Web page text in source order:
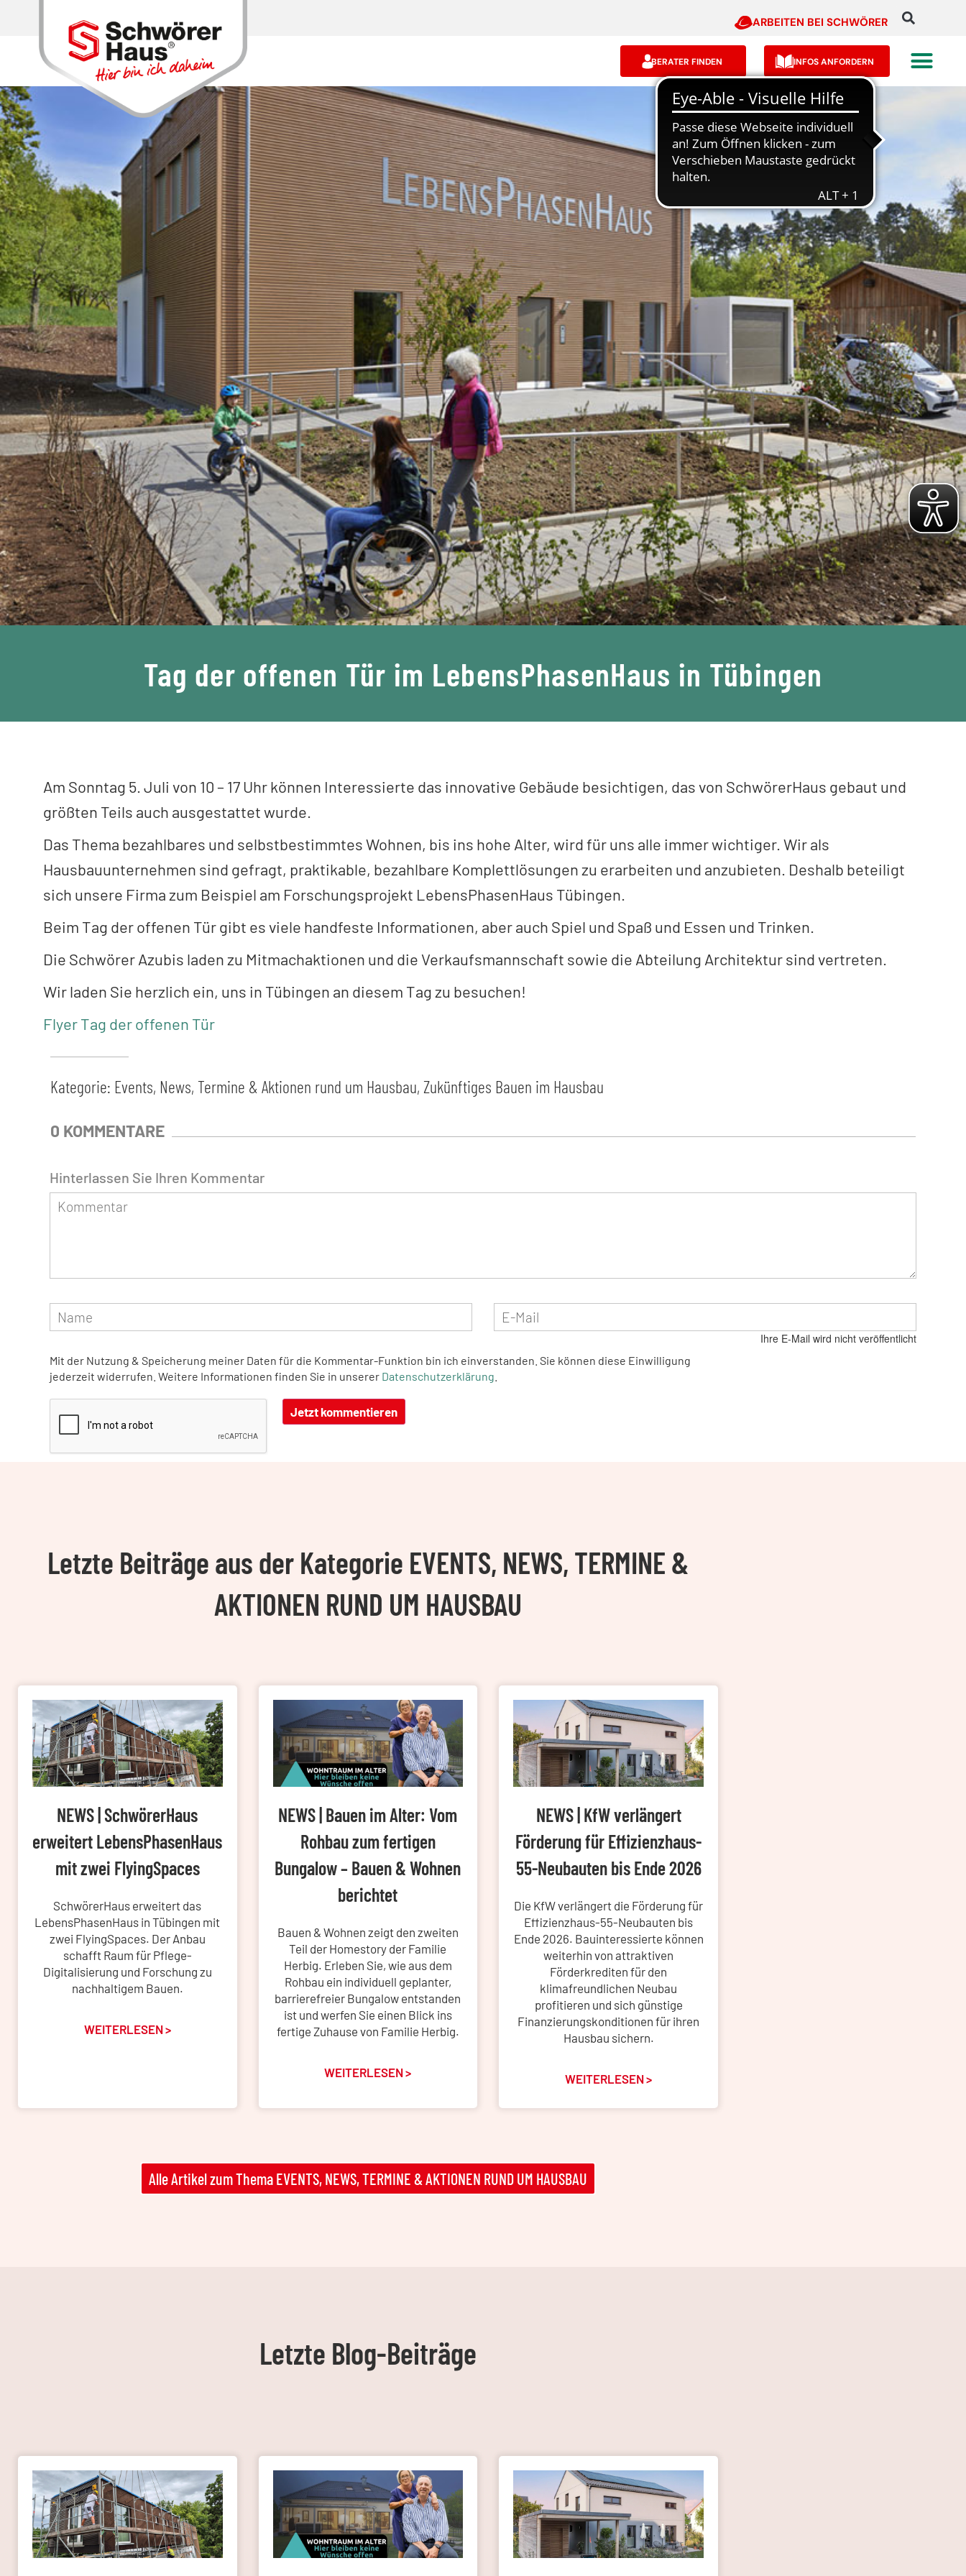
ARBEITEN BEI SCHWÖRER
BERATER FINDEN INFOS ANFORDERN
Tag der offenen Tür im LebensPhasenHaus in Tübingen
Am Sonntag 5. Juli von 10 – 17 Uhr können Interessierte das innovative Gebäude besichtigen, das von SchwörerHaus gebaut und
größten Teils auch ausgestattet wurde.
Das Thema bezahlbares und selbstbestimmtes Wohnen, bis ins hohe Alter, wird für uns alle immer wichtiger. Wir als
Hausbauunternehmen sind gefragt, praktikable, bezahlbare Komplettlösungen zu erarbeiten und anzubieten. Deshalb beteiligt
sich unsere Firma zum Beispiel am Forschungsprojekt LebensPhasenHaus Tübingen.
Beim Tag der offenen Tür gibt es viele handfeste Informationen, aber auch Spiel und Spaß und Essen und Trinken.
Die Schwörer Azubis laden zu Mitmachaktionen und die Verkaufsmannschaft sowie die Abteilung Architektur sind vertreten.
Wir laden Sie herzlich ein, uns in Tübingen an diesem Tag zu besuchen!
Flyer Tag der offenen Tür
Kategorie: Events, News, Termine & Aktionen rund um Hausbau, Zukünftiges Bauen im Hausbau
0 KOMMENTARE
Hinterlassen Sie Ihren Kommentar
Ihre E-Mail wird nicht veröffentlicht
Mit der Nutzung & Speicherung meiner Daten für die Kommentar-Funktion bin ich einverstanden. Sie können diese Einwilligung
jederzeit widerrufen. Weitere Informationen finden Sie in unserer Datenschutzerklärung
Letzte Beiträge aus der Kategorie EVENTS, NEWS, TERMINE &
AKTIONEN RUND UM HAUSBAU
NEWS | SchwörerHaus
erweitert LebensPhasenHaus
mit zwei FlyingSpaces
SchwörerHaus erweitert das
LebensPhasenHaus in Tübingen mit
zwei FlyingSpaces. Der Anbau
schafft Raum für Pflege-
Digitalisierung und Forschung zu
nachhaltigem Bauen.
WEITERLESEN >
NEWS | Bauen im Alter: Vom
Rohbau zum fertigen
Bungalow – Bauen & Wohnen
berichtet
Bauen & Wohnen zeigt den zweiten
Teil der Homestory der Familie
Herbig. Erleben Sie, wie aus dem
Rohbau ein individuell geplanter,
barrierefreier Bungalow entstanden
ist und werfen Sie einen Blick ins
fertige Zuhause von Familie Herbig.
WEITERLESEN >
NEWS | KfW verlängert
Förderung für Effizienzhaus-
55-Neubauten bis Ende 2026
Die KfW verlängert die Förderung für
Effizienzhaus-55-Neubauten bis
Ende 2026. Bauinteressierte können
weiterhin von attraktiven
Förderkrediten für den
klimafreundlichen Neubau
profitieren und sich günstige
Finanzierungskonditionen für ihren
Hausbau sichern.
WEITERLESEN >
Alle Artikel zum Thema EVENTS, NEWS, TERMINE & AKTIONEN RUND UM HAUSBAU
Letzte Blog-Beiträge